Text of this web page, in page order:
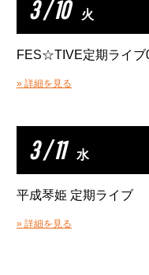
3 / 10 火
FES☆TIVE定期ライブ
» 詳細を見る
3 / 11 水
平成琴姫 定期ライブ
» 詳細を見る